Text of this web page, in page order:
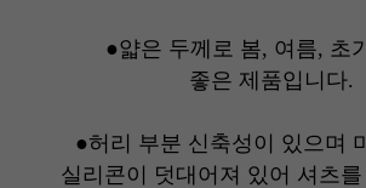
●얇은 두께로 봄, 여름, 초
좋은 제품입니다.
●허리 부분 신축성이 있으며
실리콘이 덧대어져 있어 셔츠